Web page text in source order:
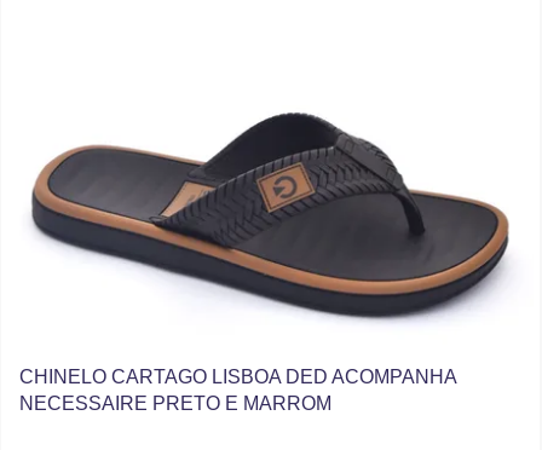
CHINELO CARTAGO LISBOA DED ACOMPANHA
NECESSAIRE PRETO E MARROM